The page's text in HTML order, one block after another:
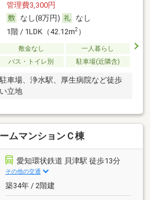
管理費3,300円
なし(8万円)
なし
1階 / 1LDK（42.12m2）
敷金なし
一人暮らし
バス・トイレ別 駐車場(近隣含)
車場、浄水駅、厚生病院など徒歩
立地
ムマンションＣ棟
愛知環状鉄道 貝津駅 徒歩13分
その他の交通
築34年 / 2階建